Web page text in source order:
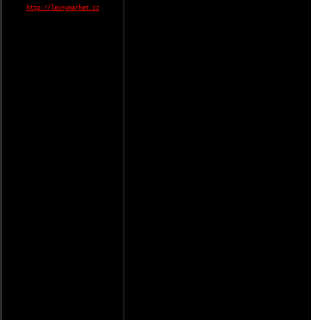
http://levnymarket.cz